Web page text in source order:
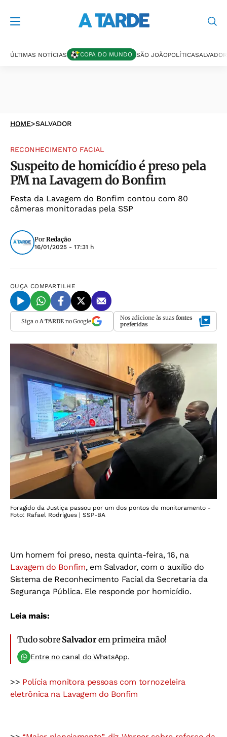
ÚLTIMAS NOTÍCIAS COPA DO MUNDO SÃO JOÃOPOLÍTICASALVADOR
HOME>SALVADOR
RECONHECIMENTO FACIAL
Suspeito de homicídio é preso pela
PM na Lavagem do Bonfim
Festa da Lavagem do Bonfim contou com 80
câmeras monitoradas pela SSP
Por Redação
16/01/2025 - 17:31 h
OUÇA COMPARTILHE
Siga o A TARDEno Google Nos adicione às suas fontes
preferidas
Foragido da Justiça passou por um dos pontos de monitoramento -
Foto: Rafael Rodrigues | SSP-BA
Um homem foi preso, nesta quinta-feira, 16, na
Lavagem do Bonfim, em Salvador, com o auxílio do
Sistema de Reconhecimento Facial da Secretaria da
Segurança Pública. Ele responde por homicídio.
Leia mais:
Tudo sobre Salvadorem primeira mão!
Entre no canal do WhatsApp.
>> Polícia monitora pessoas com tornozeleira
eletrônica na Lavagem do Bonfim